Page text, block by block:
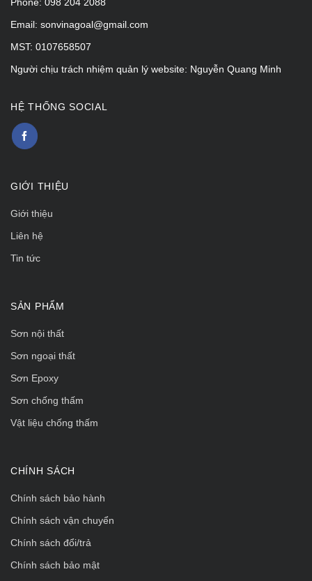
Phone: 098 204 2088
Email: sonvinagoal@gmail.com
MST: 0107658507
Người chịu trách nhiệm quản lý website: Nguyễn Quang Minh
HỆ THỐNG SOCIAL
GIỚI THIỆU
Giới thiệu
Liên hệ
Tin tức
SẢN PHẨM
Sơn nội thất
Sơn ngoại thất
Sơn Epoxy
Sơn chống thấm
Vật liệu chống thấm
CHÍNH SÁCH
Chính sách bảo hành
Chính sách vận chuyển
Chính sách đổi/trả
Chính sách bảo mật